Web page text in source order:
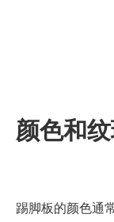
颜色和
踢脚板的颜色通